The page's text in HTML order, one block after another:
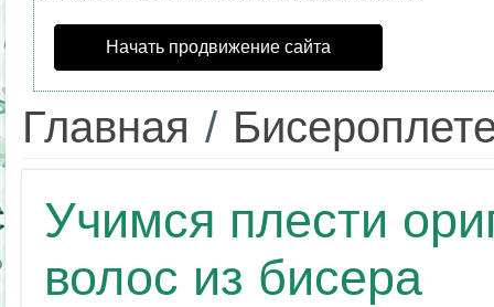
Начать продвижение сайта
Главная /
Учимся плести
волос из бисера